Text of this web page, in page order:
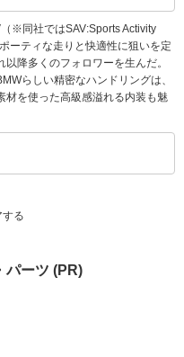
※同社ではSAV:Sports Activity
ーティな走りと快適性に狙いを定
降多くのフォロワーを生んだ。
らしい精密なハンドリングは、
材を使った高級感溢れる内装も魅
する
パーツ (PR)